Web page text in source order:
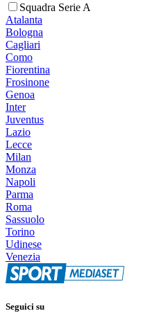
Squadra Serie A
Atalanta
Bologna
Cagliari
Como
Fiorentina
Frosinone
Genoa
Inter
Juventus
Lazio
Lecce
Milan
Monza
Napoli
Parma
Roma
Sassuolo
Torino
Udinese
Venezia
Seguici su